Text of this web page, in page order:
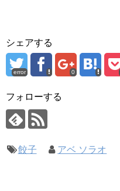
シェアする
error 0
フォローする
餃子 アベ ソラオ